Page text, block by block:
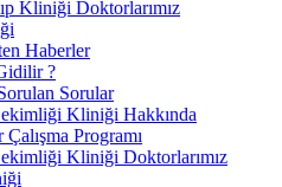
Kliniği Doktorlarımız
Haberler
?
Sorular
Kliniği Hakkında
Programı
Kliniği Doktorlarımız